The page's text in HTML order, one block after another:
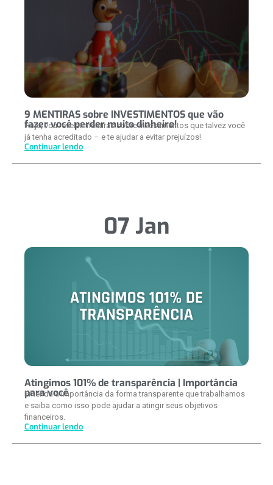
9 MENTIRAS sobre INVESTIMENTOS que vão
fazer você perder muito dinheiro!
Hoje, vou revelar mentiras sobre investimentos que talvez você
já tenha acreditado – e te ajudar a evitar prejuízos!
Continuar lendo
07 Jan
Atingimos 101% de transparência | Importância
para você
Entenda a importância da forma transparente que trabalhamos
e saiba como isso pode ajudar a atingir seus objetivos
financeiros.
Continuar lendo